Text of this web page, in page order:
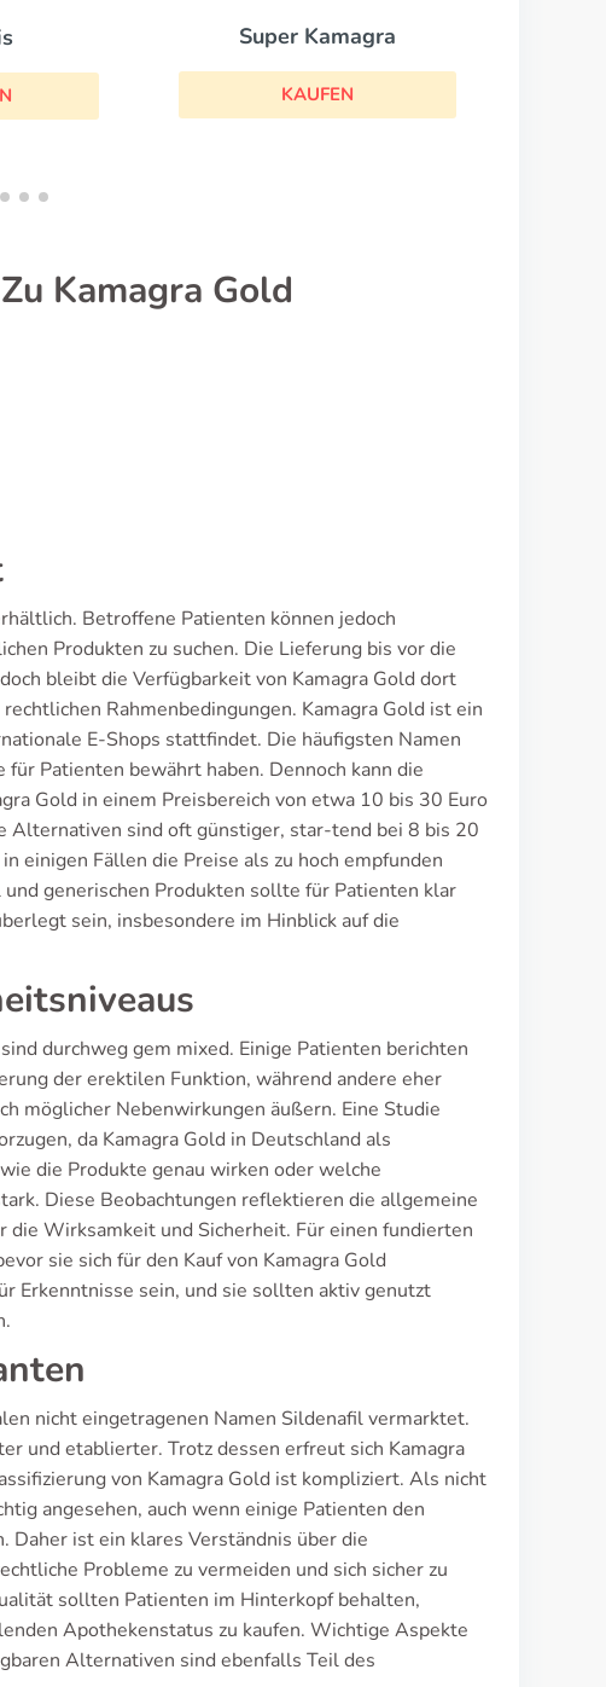
Kamagra Gold
Betroffene Patienten können jedoch
Produkten zu suchen. Die Lieferung bis vor die
bleibt die Verfügbarkeit von Kamagra Gold dort
Rahmenbedingungen. Kamagra Gold ist ein
E-Shops stattfindet. Die häufigsten Namen
Patienten bewährt haben. Dennoch kann die
Gold in einem Preisbereich von etwa 10 bis 30 Euro
Alternativen sind oft günstiger, star-tend bei 8 bis 20
einigen Fällen die Preise als zu hoch empfunden
generischen Produkten sollte für Patienten klar
sein, insbesondere im Hinblick auf die
durchweg gem mixed. Einige Patienten berichten
der erektilen Funktion, während andere eher
möglicher Nebenwirkungen äußern. Eine Studie
da Kamagra Gold in Deutschland als
die Produkte genau wirken oder welche
Diese Beobachtungen reflektieren die allgemeine
Wirksamkeit und Sicherheit. Für einen fundierten
sie sich für den Kauf von Kamagra Gold
Erkenntnisse sein, und sie sollten aktiv genutzt
nicht eingetragenen Namen Sildenafil vermarktet.
und etablierter. Trotz dessen erfreut sich Kamagra
von Kamagra Gold ist kompliziert. Als nicht
angesehen, auch wenn einige Patienten den
ist ein klares Verständnis über die
Probleme zu vermeiden und sich sicher zu
sollten Patienten im Hinterkopf behalten,
Apothekenstatus zu kaufen. Wichtige Aspekte
Alternativen sind ebenfalls Teil des